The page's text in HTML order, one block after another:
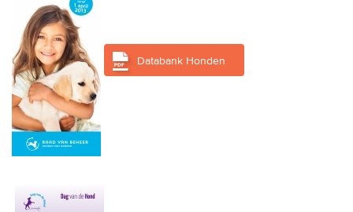
Onze websites
Opleidingen en
trainingen
Zoek een vereniging
Activiteiten agenda
Databank Honden